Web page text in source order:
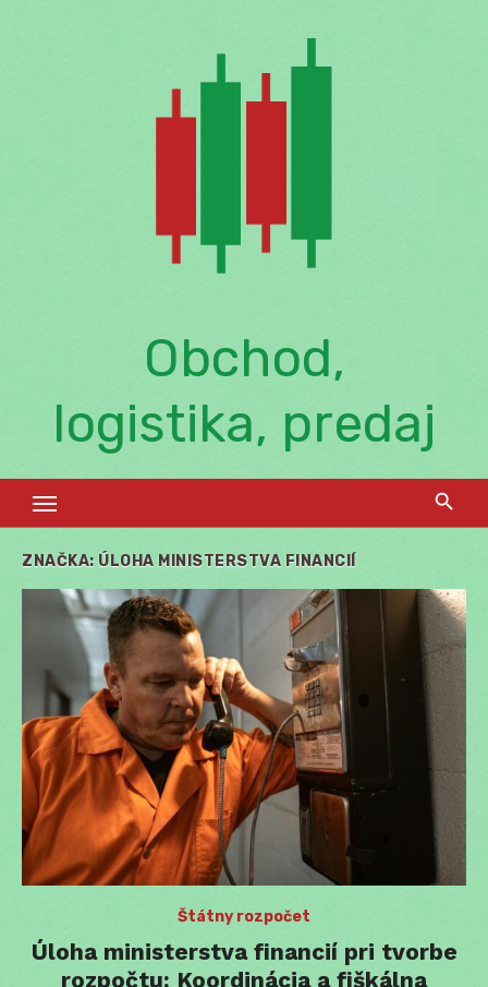
Obchod,
logistika, predaj
ZNAČKA: ÚLOHA MINISTERSTVA FINANCIÍ
Štátny rozpočet
Úloha ministerstva financií pri tvorbe
rozpočtu: Koordinácia a fiškálna